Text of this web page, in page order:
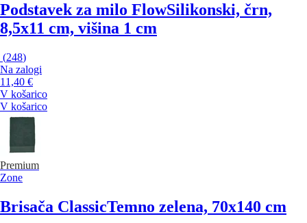
Podstavek za milo FlowSilikonski, črn,
8,5x11 cm, višina 1 cm
(248)
Na zalogi
11,40 €
V košarico
V košarico
Premium
Zone
Brisača ClassicTemno zelena, 70x140 cm